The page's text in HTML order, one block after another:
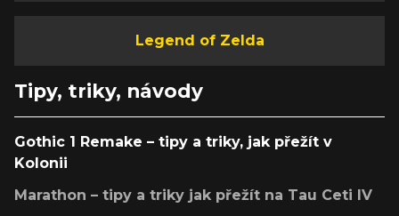
Legend of Zelda
Tipy, triky, návody
Gothic 1 Remake – tipy a triky, jak přežít v
Kolonii
Marathon – tipy a triky jak přežít na Tau Ceti IV